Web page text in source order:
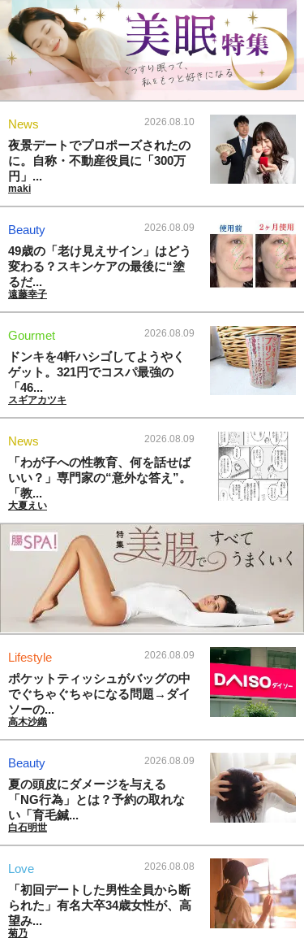
News 2026.08.10
夜景デートでプロポーズされたの
に。自称・不動産役員に「300万
円」...
maki
Beauty 2026.08.09
49歳の「老け見えサイン」はどう
変わる？スキンケアの最後に“塗
るだ...
遠藤幸子
Gourmet 2026.08.09
ドンキを4軒ハシゴしてようやく
ゲット。321円でコスパ最強の
「46...
スギアカツキ
News 2026.08.09
「わが子への性教育、何を話せば
いい？」専門家の“意外な答え”。
「教...
大夏えい
Lifestyle 2026.08.09
ポケットティッシュがバッグの中
でぐちゃぐちゃになる問題→ダイ
ソーの...
高木沙織
Beauty 2026.08.09
夏の頭皮にダメージを与える
「NG行為」とは？予約の取れな
い「育毛鍼...
白石明世
Love 2026.08.08
「初回デートした男性全員から断
られた」有名大卒34歳女性が、高
望み...
菊乃